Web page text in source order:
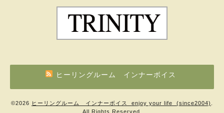
ヒーリングルーム インナーボイス
©2026 ヒーリングルーム インナーボイス enjoy your life (since2004)
All Rights Reserved.